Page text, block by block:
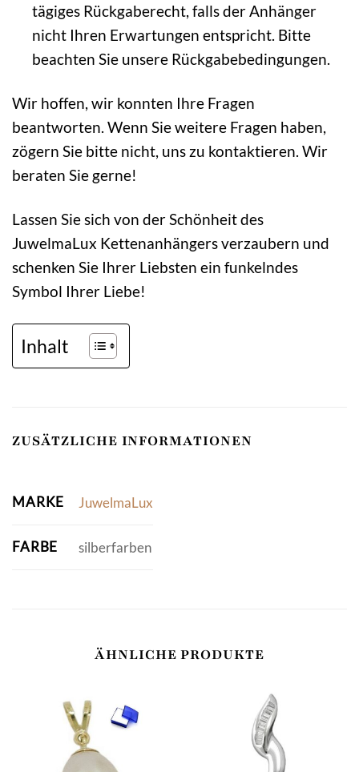
tägiges Rückgaberecht, falls der Anhänger
nicht Ihren Erwartungen entspricht. Bitte
beachten Sie unsere Rückgabebedingungen.
Wir hoffen, wir konnten Ihre Fragen
beantworten. Wenn Sie weitere Fragen haben,
zögern Sie bitte nicht, uns zu kontaktieren. Wir
beraten Sie gerne!
Lassen Sie sich von der Schönheit des
JuwelmaLux Kettenanhängers verzaubern und
schenken Sie Ihrer Liebsten ein funkelndes
Symbol Ihrer Liebe!
Inhalt
ZUSÄTZLICHE INFORMATIONEN
MARKE JuwelmaLux
FARBE silberfarben
ÄHNLICHE PRODUKTE